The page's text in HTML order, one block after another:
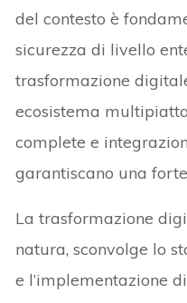
del contesto è
sicurezza di livello
trasformazione
ecosistema
complete e
garantiscano una
La trasformazione
natura, sconvolge lo
e l’implementazione